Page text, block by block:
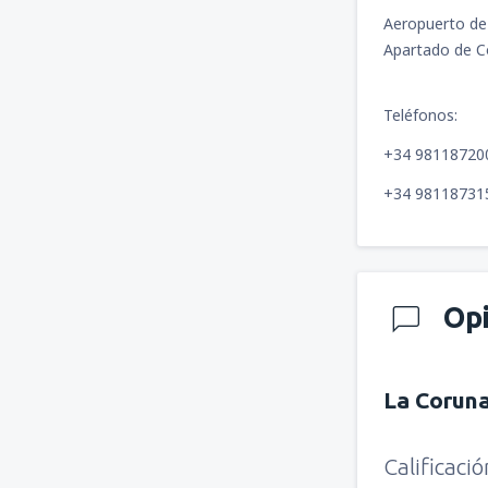
Aeropuerto
Apartado de
Teléfonos:
+34
+34
La